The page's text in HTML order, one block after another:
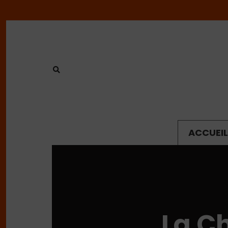
ACCUEIL